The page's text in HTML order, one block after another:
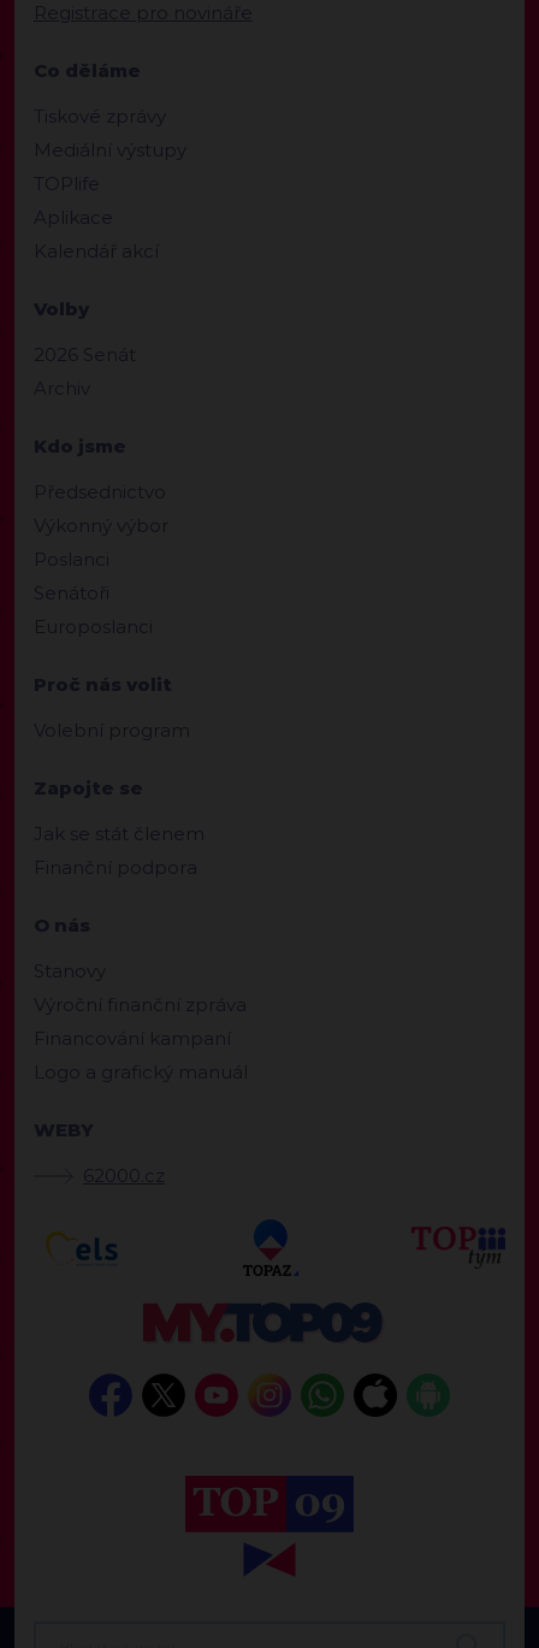
Registrace pro novináře
Co děláme
Tiskové zprávy
Mediální výstupy
TOPlife
Aplikace
Kalendář akcí
Volby
2026 Senát
Archiv
Kdo jsme
Předsednictvo
Výkonný výbor
Poslanci
Senátoři
Europoslanci
Proč nás volit
Volební program
Zapojte se
Jak se stát členem
Finanční podpora
O nás
Stanovy
Výroční finanční zpráva
Financování kampaní
Logo a grafický manuál
WEBY
62000.cz